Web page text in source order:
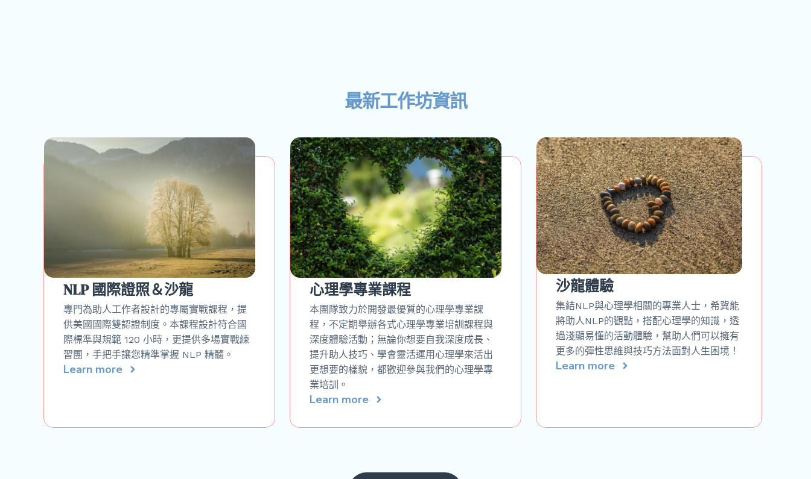
最新工作坊資訊
NLP 國際證照＆沙龍
專門為助人工作者設計的專屬實戰課程，提
供美國國際雙認證制度。本課程設計符合國
際標準與規範 120 小時，更提供多場實戰練
習團，手把手讓您精準掌握 NLP 精髓。
Learn more
心理學專業課程
本團隊致力於開發最優質的心理學專業課
程，不定期舉辦各式心理學專業培訓課程與
深度體驗活動；無論你想要自我深度成長、
提升助人技巧、學會靈活運用心理學來活出
更想要的樣貌，都歡迎參與我們的心理學專
業培訓。
Learn more
沙龍體驗
集結NLP與心理學相關的專業人士，希冀能
將助人NLP的觀點，搭配心理學的知識，透
過淺顯易懂的活動體驗，幫助人們可以擁有
更多的彈性思維與技巧方法面對人生困境！
Learn more